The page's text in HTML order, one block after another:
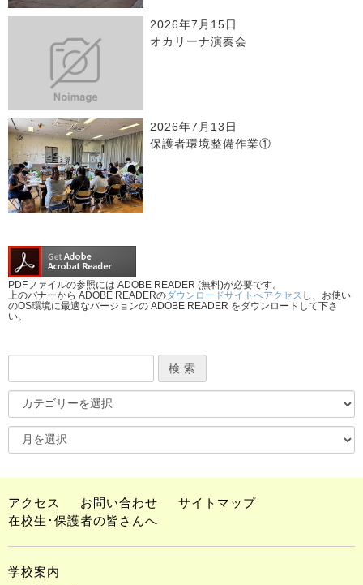
2026年7月15日
オカリーナ演奏会
2026年7月13日
保護者環境整備作業①
PDFファイルの参照には ADOBE READER (無料)が必要です。
上のバナーから ADOBE READERのダウンロードサイトへアクセス し、お使い
のOS環境に最適なバージョンの ADOBE READER をダウンロードして下さ
い。
アクセス お問い合わせ
サイトマップ
在校生･保護者の皆さんへ
学校案内